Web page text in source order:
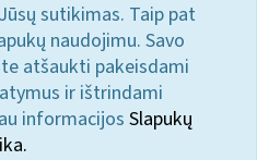
sutikimas. Taip pat
naudojimu. Savo
atšaukti pakeisdami
ir ištrindami
informacijos Slapukų